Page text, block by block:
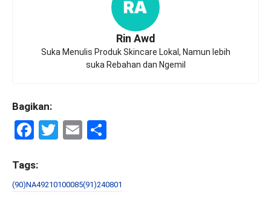
Rin Awd
Suka Menulis Produk Skincare Lokal, Namun lebih
suka Rebahan dan Ngemil
Bagikan:
F
ce
b
T
er
E
e
Tags:
(90)NA49210100085(91)240801